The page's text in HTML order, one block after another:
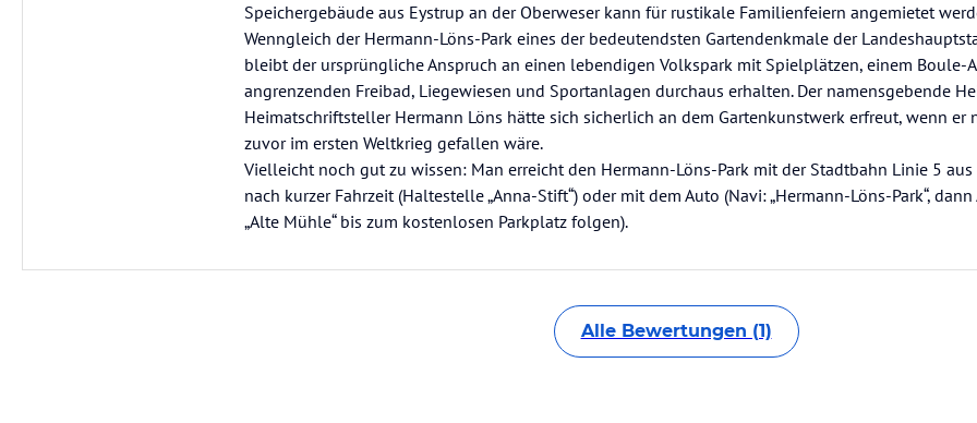
Speichergebäude aus Eystrup an der Oberweser kann für rustikale Familienfeiern angemietet
Wenngleich der Hermann-Löns-Park eines der bedeutendsten Gartendenkmale der
bleibt der ursprüngliche Anspruch an einen lebendigen Volkspark mit Spielplätzen, einem Boule-
angrenzenden Freibad, Liegewiesen und Sportanlagen durchaus erhalten. Der namensgebende
Heimatschriftsteller Hermann Löns hätte sich sicherlich an dem Gartenkunstwerk erfreut, wenn er
zuvor im ersten Weltkrieg gefallen wäre.
Vielleicht noch gut zu wissen: Man erreicht den Hermann-Löns-Park mit der Stadtbahn Linie 5
nach kurzer Fahrzeit (Haltestelle „Anna-Stift“) oder mit dem Auto (Navi: „Hermann-Löns-Park“,
„Alte Mühle“ bis zum kostenlosen Parkplatz folgen).
Alle Bewertungen (1)